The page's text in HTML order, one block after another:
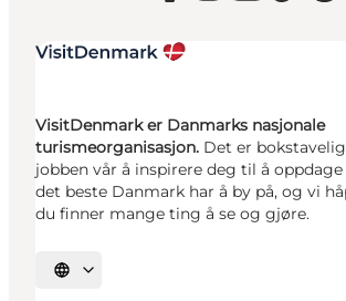
VisitDenmark er Danmarks nasjonale
turismeorganisasjon. Det er
jobben vår å inspirere deg til å
det beste Danmark har å by på, og vi
du finner mange ting å se og gjøre.
Velg språk